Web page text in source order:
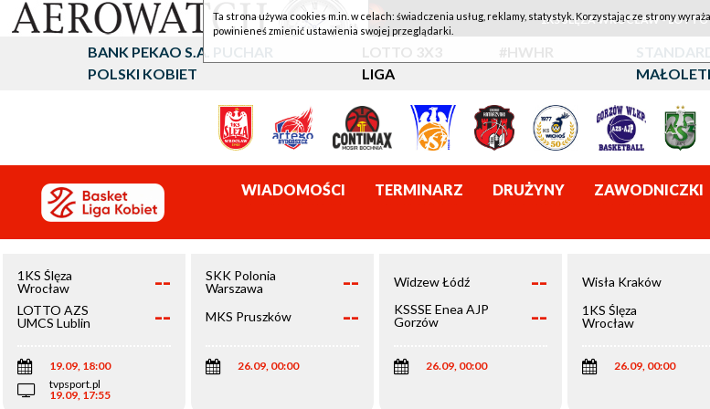
1KS ŚLĘZA WROCŁAW -
BANK PEKAO S.A. PUCHAR
POLSKI KOBIET
LOTTO 3X3
LIGA
#HWHR
WIADOMOŚCI TERMINARZ DRUŻYNY ZAWODNICZKI
1KS Ślęza
Wrocław
--
LOTTO AZS
UMCS Lublin
--
19.09, 18:00
tvpsport.pl
19.09, 17:55
SKK Polonia
Warszawa
--
MKS Pruszków --
26.09, 00:00
Widzew Łódź --
KSSSE Enea AJP
Gorzów
--
26.09, 00:00
Wisła Kraków
1KS Ślęza
Wrocław
26.09, 00:00
Ta strona używa cookies m.in. w celach: świadczenia usług, reklamy, statystyk. Korzystając ze strony
powinieneś zmienić ustawienia swojej przeglądarki.